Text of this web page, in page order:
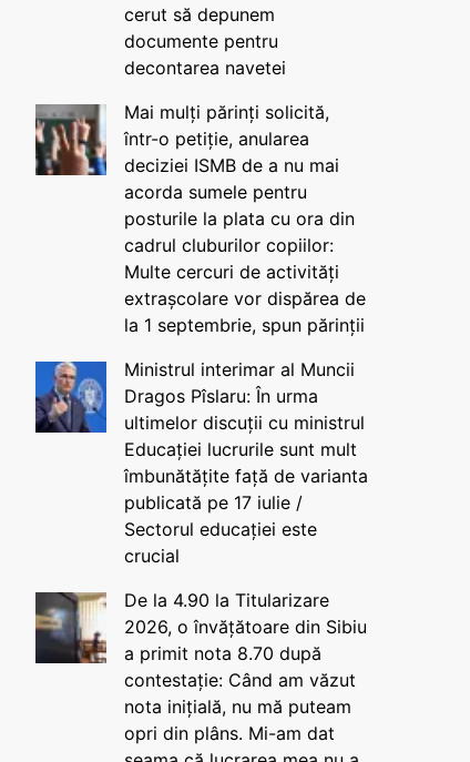
cerut să depunem
documente pentru
decontarea navetei
Mai mulți părinți solicită,
într-o petiție, anularea
deciziei ISMB de a nu mai
acorda sumele pentru
posturile la plata cu ora din
cadrul cluburilor copiilor:
Multe cercuri de activități
extrașcolare vor dispărea de
la 1 septembrie, spun părinții
Ministrul interimar al Muncii
Dragos Pîslaru: În urma
ultimelor discuții cu ministrul
Educației lucrurile sunt mult
îmbunătățite față de varianta
publicată pe 17 iulie /
Sectorul educației este
crucial
De la 4.90 la Titularizare
2026, o învățătoare din Sibiu
a primit nota 8.70 după
contestație: Când am văzut
nota inițială, nu mă puteam
opri din plâns. Mi-am dat